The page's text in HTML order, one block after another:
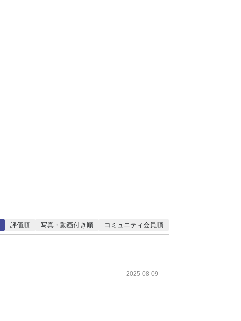
評価順 写真・動画付き順 コミュニティ会員順
2025-08-09